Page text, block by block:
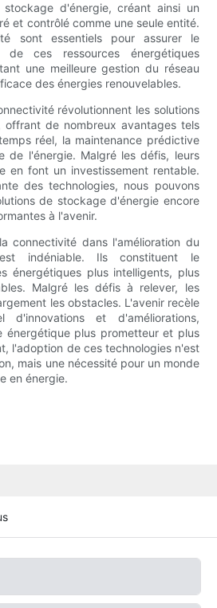
stockage d'énergie, créant ainsi un
et contrôlé comme une seule entité.
sont essentiels pour assurer le
de ces ressources énergétiques
une meilleure gestion du réseau
des énergies renouvelables.
révolutionnent les solutions
de nombreux avantages tels
réel, la maintenance prédictive
de l'énergie. Malgré les défis, leurs
en font un investissement rentable.
des technologies, nous pouvons
de stockage d'énergie encore
à l'avenir.
connectivité dans l'amélioration du
indéniable. Ils constituent le
énergétiques plus intelligents, plus
Malgré les défis à relever, les
les obstacles. L'avenir recèle
d'innovations et d'améliorations,
énergétique plus prometteur et plus
l'adoption de ces technologies n'est
mais une nécessité pour un monde
en énergie.